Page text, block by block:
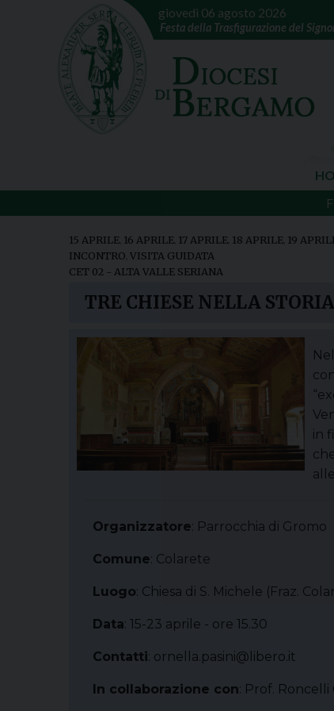
giovedì 06 agosto 2026
Festa della Trasfigurazione del
15 APRILE 16 APRILE 17 APRILE 18 APRILE 19
INCONTRO VISITA GUIDATA
CET 02 - ALTA VALLE SERIANA
TRE CHIESE NELLA
in
Organizzatore: Parrocchia di Gromo
Comune: Colarete
Luogo: Chiesa di S. Michele (Fraz.
Data: 15-23 aprile - ore 15.30
Contatti: ornella.pasini@libero.it
In collaborazione con: Prof. Roncelli